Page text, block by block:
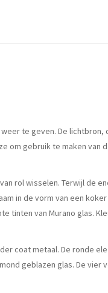
te geven. De
om gebruik te maken van
rol wisselen. Terwijl de
in de vorm van een
van Murano glas.
coat metaal. De ronde
geblazen glas. De